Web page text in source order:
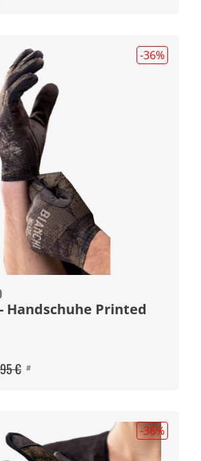
-36%
Handschuhe Printed
€ #
-36%